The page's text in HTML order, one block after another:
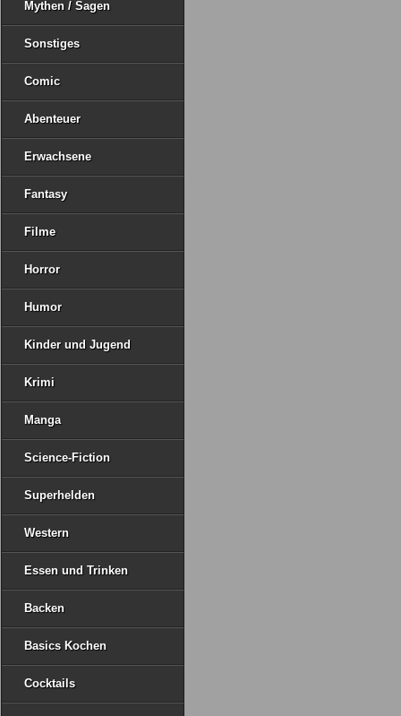
Mythen / Sagen
Sonstiges
Comic
Abenteuer
Erwachsene
Fantasy
Filme
Horror
Humor
Kinder und Jugend
Krimi
Manga
Science-Fiction
Superhelden
Western
Essen und Trinken
Backen
Basics Kochen
Cocktails